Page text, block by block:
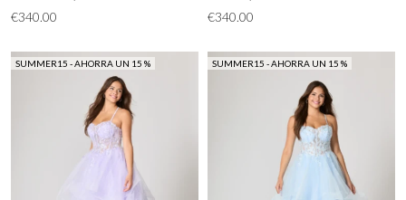
€340.00 €340.00
SUMMER15 - AHORRA UN 15 % SUMMER15 - AHORRA UN 15 %